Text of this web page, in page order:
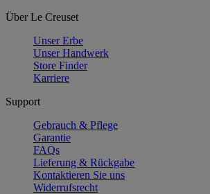
Über Le Creuset
Unser Erbe
Unser Handwerk
Store Finder
Karriere
Support
Gebrauch & Pflege
Garantie
FAQs
Lieferung & Rückgabe
Kontaktieren Sie uns
Widerrufsrecht